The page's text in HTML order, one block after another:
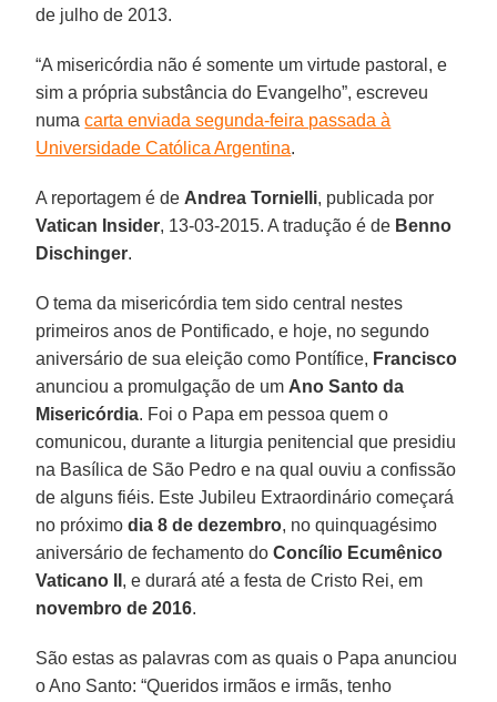
de julho de 2013.
“A misericórdia não é somente um virtude pastoral, e
sim a própria substância do Evangelho”, escreveu
numacarta enviada segunda-feira passada à
Universidade Católica Argentina.
A reportagem é de Andrea Tornielli, publicada por
Vatican Insider, 13-03-2015. A tradução é de Benno
Dischinger.
O tema da misericórdia tem sido central nestes
primeiros anos de Pontificado, e hoje, no segundo
aniversário de sua eleição como Pontífice, Francisco
anunciou a promulgação de um Ano Santo da
Misericórdia. Foi o Papa em pessoa quem o
comunicou, durante a liturgia penitencial que presidiu
na Basílica de São Pedro e na qual ouviu a confissão
de alguns fiéis. Este Jubileu Extraordinário começará
no próximodia 8 de dezembro, no quinquagésimo
aniversário de fechamento doConcílio Ecumênico
Vaticano II , e durará até a festa de Cristo Rei, em
novembro de 2016.
São estas as palavras com as quais o Papa anunciou
o Ano Santo: “Queridos irmãos e irmãs, tenho